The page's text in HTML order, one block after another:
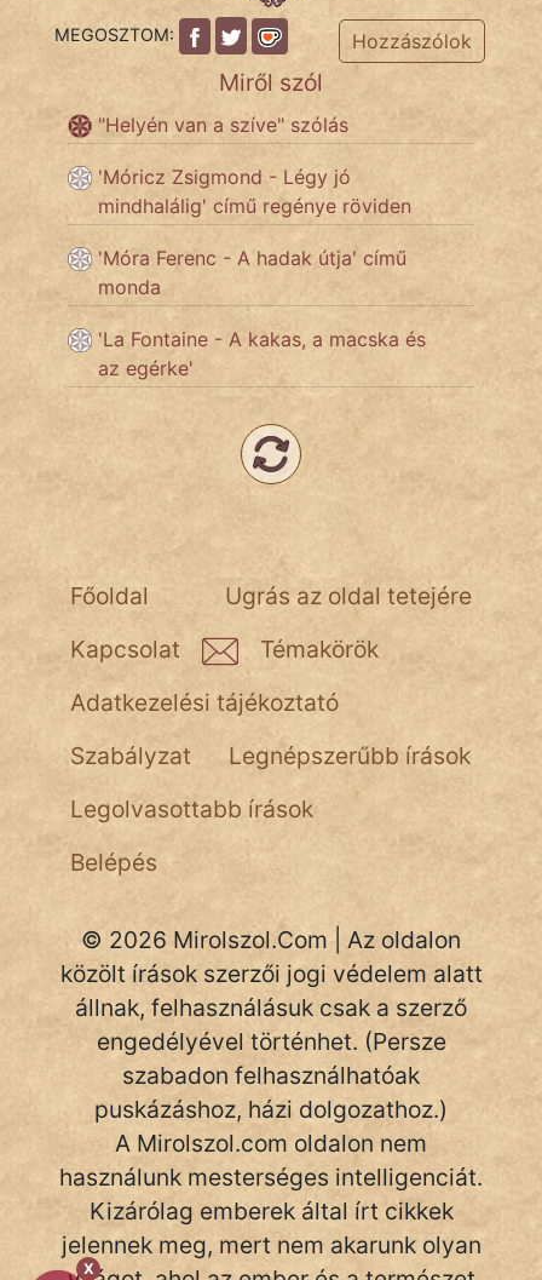
X
vörös ördög
nagyöreg
NapHold
Név nélkül
pszichopati
szegény legény
Hoffer Botond
MEGOSZTOM: Hozzászólok
Miről szól
"Helyén van a szíve" szólás
'Móricz Zsigmond - Légy jó
mindhalálig' című regénye röviden
'Móra Ferenc - A hadak útja' című
monda
'La Fontaine - A kakas, a macska és
az egérke'
Ugrás az oldal tetejére
Főoldal
Kapcsolat
Témakörök
Adatkezelési tájékoztató
Szabályzat
Legnépszerűbb írások
Legolvasottabb írások
Belépés
© 2026 Mirolszol.Com | Az oldalon
közölt írások szerzői jogi védelem alatt
állnak, felhasználásuk csak a szerző
engedélyével történhet. (Persze
szabadon felhasználhatóak
puskázáshoz, házi dolgozathoz.)
A Mirolszol.com oldalon nem
használunk mesterséges intelligenciát.
Kizárólag emberek által írt cikkek
jelennek meg, mert nem akarunk olyan